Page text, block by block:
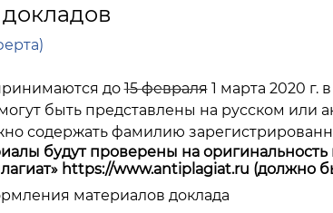
до15 февраля1 марта 2020 г.
быть представлены на русском или
содержать фамилию
будут проверены на оригинальность
https://www.antiplagiat.ru (должно
материалов доклада